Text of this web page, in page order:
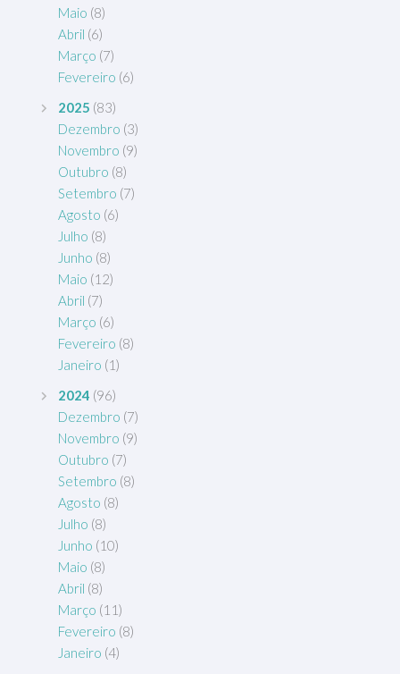
Maio (8)
Abril (6)
Março (7)
Fevereiro (6)
2025 (83)
Dezembro (3)
Novembro (9)
Outubro (8)
Setembro (7)
Agosto (6)
Julho (8)
Junho (8)
Maio (12)
Abril (7)
Março (6)
Fevereiro (8)
Janeiro (1)
2024 (96)
Dezembro (7)
Novembro (9)
Outubro (7)
Setembro (8)
Agosto (8)
Julho (8)
Junho (10)
Maio (8)
Abril (8)
Março (11)
Fevereiro (8)
Janeiro (4)